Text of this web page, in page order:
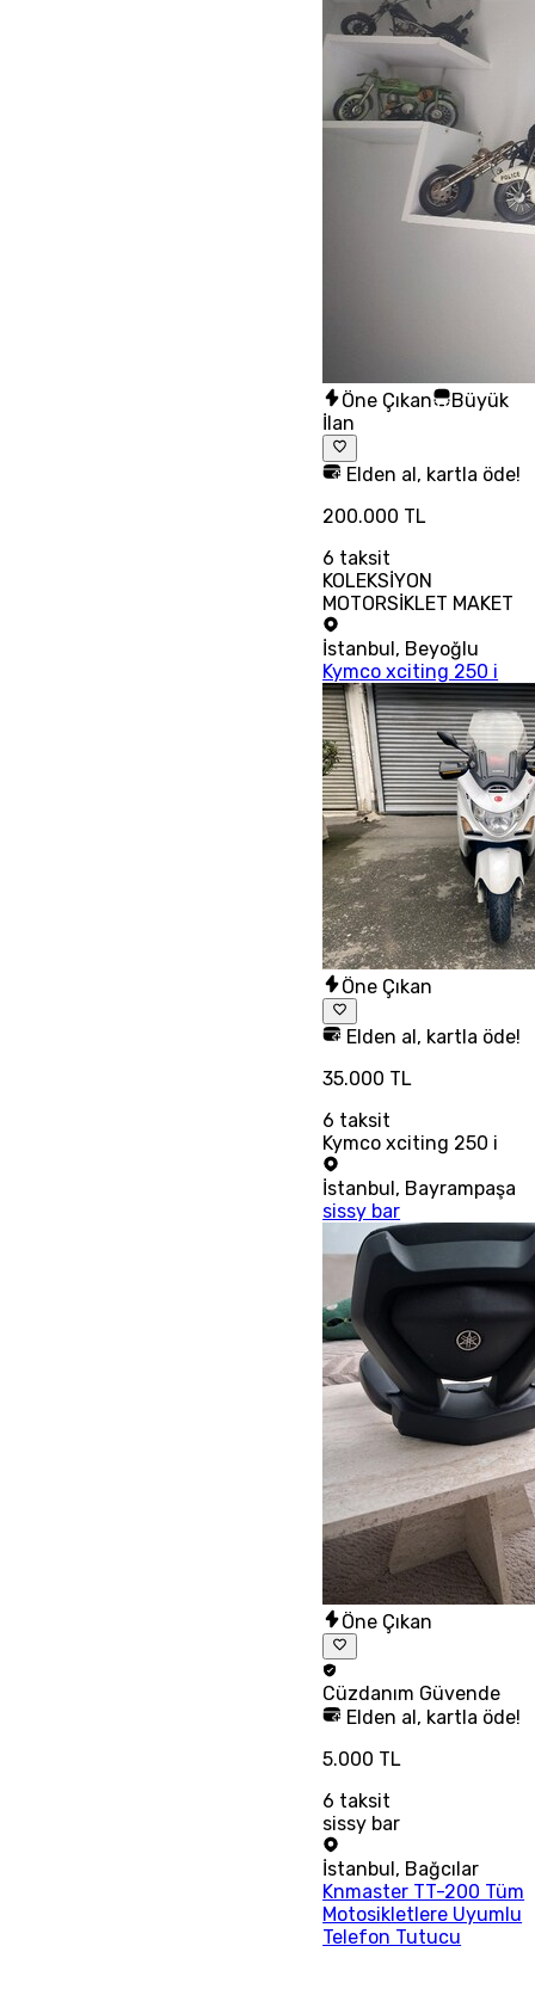
Öne Çıkan
Büyük
İlan
Elden al, kartla öde!
200.000 TL
6 taksit
KOLEKSİYON
MOTORSİKLET MAKET
İstanbul, Beyoğlu
Kymco xciting 250 i
Öne Çıkan
Elden al, kartla öde!
35.000 TL
6 taksit
Kymco xciting 250 i
İstanbul, Bayrampaşa
sissy bar
Öne Çıkan
Cüzdanım Güvende
Elden al, kartla öde!
5.000 TL
6 taksit
sissy bar
İstanbul , Bağcılar
Knmaster TT-200 Tüm
Motosikletlere Uyumlu
Telefon Tutucu